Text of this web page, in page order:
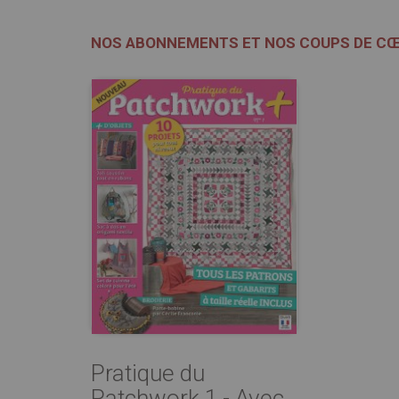
NOS ABONNEMENTS ET NOS COUPS DE
Pratique du